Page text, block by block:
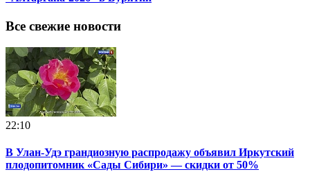
Все свежие новости
22:10
В Улан-Удэ грандиозную распродажу объявил Иркутский
плодопитомник «Сады Сибири» — скидки от 50%